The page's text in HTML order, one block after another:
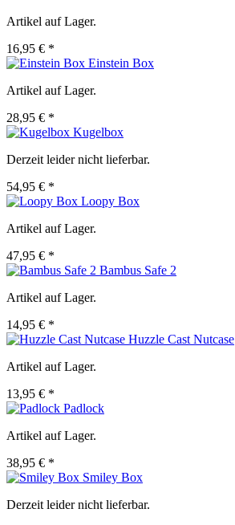
Artikel auf Lager.
16,95 € *
Einstein Box
Artikel auf Lager.
28,95 € *
Kugelbox
Derzeit leider nicht lieferbar.
54,95 € *
Loopy Box
Artikel auf Lager.
47,95 € *
Bambus Safe 2
Artikel auf Lager.
14,95 € *
Huzzle Cast Nutcase
Artikel auf Lager.
13,95 € *
Padlock
Artikel auf Lager.
38,95 € *
Smiley Box
Derzeit leider nicht lieferbar.